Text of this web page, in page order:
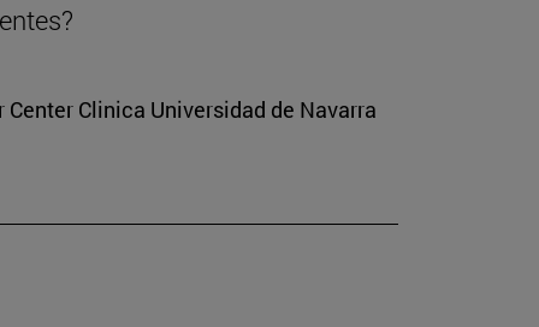
Clinica Universidad de Navarra